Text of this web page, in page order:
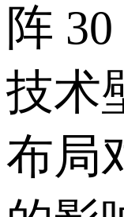
阵
技术
布局